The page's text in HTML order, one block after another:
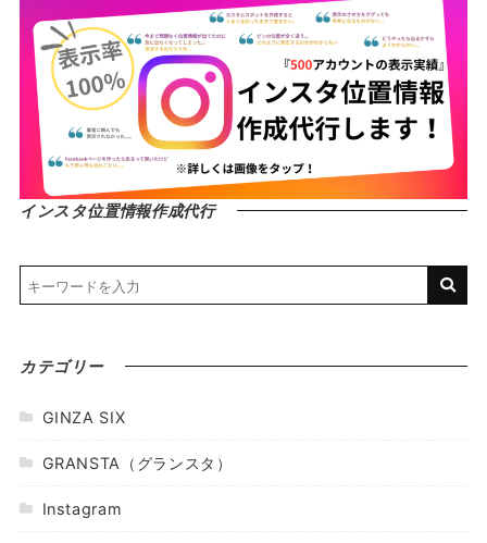
インスタ位置情報作成代行
カテゴリー
GINZA SIX
GRANSTA（グランスタ）
Instagram